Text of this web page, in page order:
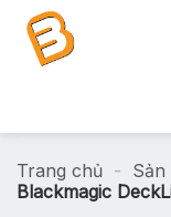
Chuyển
đến
Trang chủ - Sản
Blackmagic